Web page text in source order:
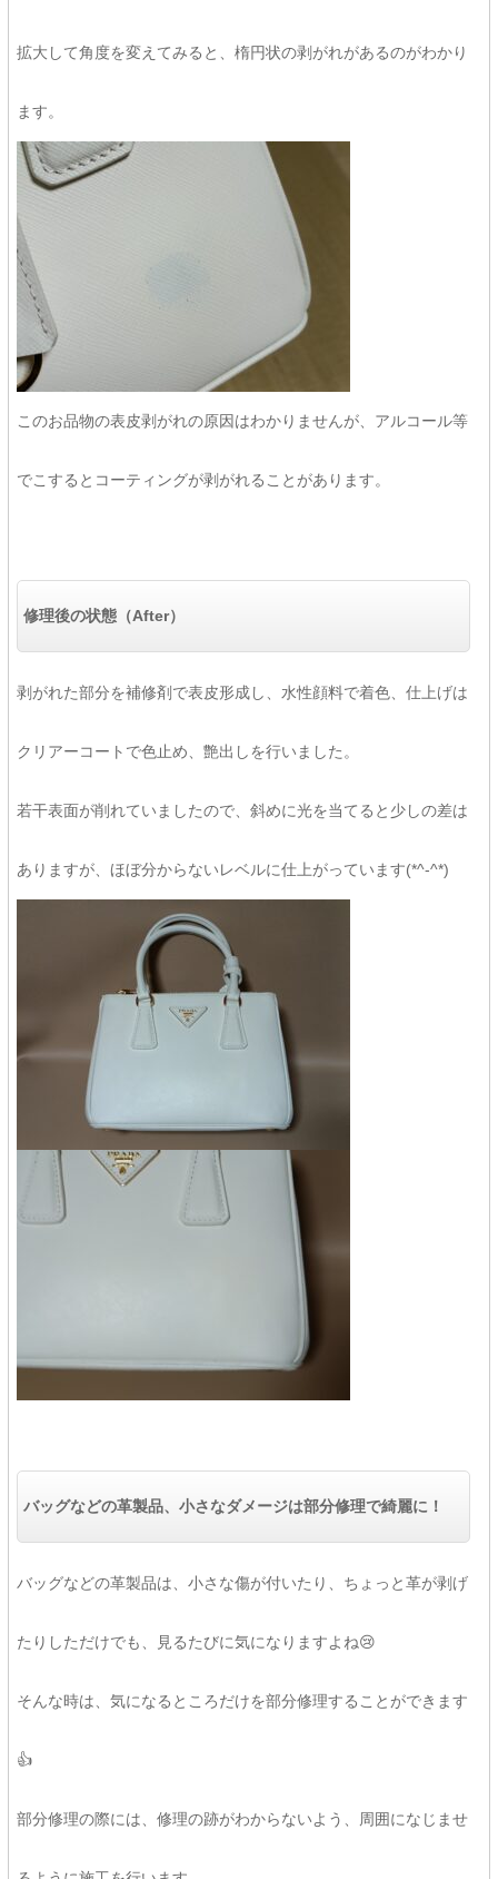
拡大して角度を変えてみると、楕円状の剥がれがあるのがわかり
ます。
このお品物の表皮剥がれの原因はわかりませんが、アルコール等
でこするとコーティングが剥がれることがあります。
修理後の状態（After）
剥がれた部分を補修剤で表皮形成し、水性顔料で着色、仕上げは
クリアーコートで色止め、艶出しを行いました。
若干表面が削れていましたので、斜めに光を当てると少しの差は
ありますが、ほぼ分からないレベルに仕上がっています(*^-^*)
バッグなどの革製品、小さなダメージは部分修理で綺麗に！
バッグなどの革製品は、小さな傷が付いたり、ちょっと革が剥げ
たりしただけでも、見るたびに気になりますよね😢
そんな時は、気になるところだけを部分修理することができます
👍
部分修理の際には、修理の跡がわからないよう、周囲になじませ